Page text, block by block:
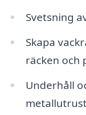
Svetsning
Skapa
räcken och
Underhåll